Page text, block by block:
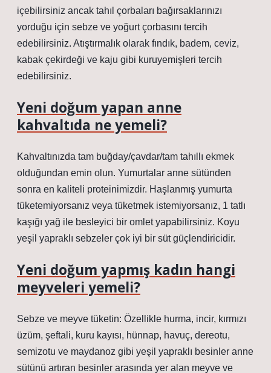
içebilirsiniz ancak tahıl çorbaları bağırsaklarınızı
yorduğu için sebze ve yoğurt çorbasını tercih
edebilirsiniz. Atıştırmalık olarak fındık, badem, ceviz,
kabak çekirdeği ve kaju gibi kuruyemişleri tercih
edebilirsiniz.
Yeni doğum yapan anne
kahvaltıda ne yemeli?
Kahvaltınızda tam buğday/çavdar/tam tahıllı ekmek
olduğundan emin olun. Yumurtalar anne sütünden
sonra en kaliteli proteinimizdir. Haşlanmış yumurta
tüketemiyorsanız veya tüketmek istemiyorsanız, 1 tatlı
kaşığı yağ ile besleyici bir omlet yapabilirsiniz. Koyu
yeşil yapraklı sebzeler çok iyi bir süt güçlendiricidir.
Yeni doğum yapmış kadın hangi
meyveleri yemeli?
Sebze ve meyve tüketin: Özellikle hurma, incir, kırmızı
üzüm, şeftali, kuru kayısı, hünnap, havuç, dereotu,
semizotu ve maydanoz gibi yeşil yapraklı besinler anne
sütünü artıran besinler arasında yer alan meyve ve